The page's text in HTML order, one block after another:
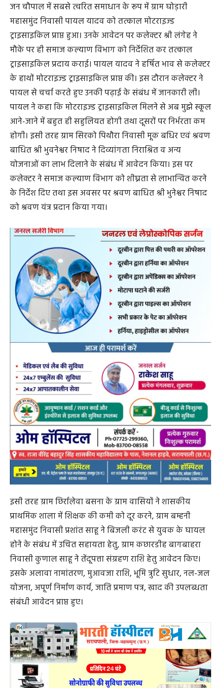
जन चौपाल में सबसे त्वरित समाधान के रूप में ग्राम घोड़ारी
महासमुंद निवासी पायल यादव को तत्काल मोटराइज्ड
ट्राइसाइकिल प्राप्त हुआ। उनके आवेदन पर कलेक्टर श्री लंगेह ने
मौके पर ही समाज कल्याण विभाग को निर्देशित कर तत्काल
ट्राइसाइकिल प्रदाय कराई। पायल यादव ने हर्षित भाव से कलेक्टर
के हाथों मोटराइज्ड ट्राइसाइकिल प्राप्त की। इस दौरान कलेक्टर ने
पायल से चर्चा करते हुए उनकी पढ़ाई के संबंध में जानकारी ली।
पायल ने कहा कि मोटराइज्ड ट्राइसाइकिल मिलने से अब मुझे स्कूल
आने-जाने में बहुत ही सहुलियत होगी तथा दूसरों पर निर्भरता कम
होगी। इसी तरह ग्राम सिरको पिथौरा निवासी मूक बधिर एवं श्रवण
बाधित श्री भुवनेश्वर निषाद ने दिव्यांगता निराश्रित व अन्य
योजनाओं का लाभ दिलाने के संबंध में आवेदन किया। इस पर
कलेक्टर ने समाज कल्याण विभाग को शीघ्रता से लाभान्वित करने
के निर्देश दिए तथा इस अवसर पर श्रवण बाधित श्री भुनेश्वर निषाद
को श्रवण यंत्र प्रदान किया गया।
इसी तरह ग्राम छिर्रालेवा बसना के ग्राम वासियों ने शासकीय
प्राथमिक शाला में शिक्षक की कमी को दूर करने, ग्राम बम्हनी
महासमुंद निवासी प्रशांत साहू ने बिजली करंट से युवक के घायल
होने के संबंध में उचित सहायता हेतु, ग्राम कछारडीह बागबाहरा
निवासी कुणाल साहू ने तेंदूपत्ता संग्रहण राशि हेतु आवेदन किए।
इसके अलावा नामांतरण, मुआवजा राशि, भूमि त्रुटि सुधार, नल-जल
योजना, अपूर्ण निर्माण कार्य, जाति प्रमाण पत्र, खाद की उपलब्धता
संबंधी आवेदन प्राप्त हुए।